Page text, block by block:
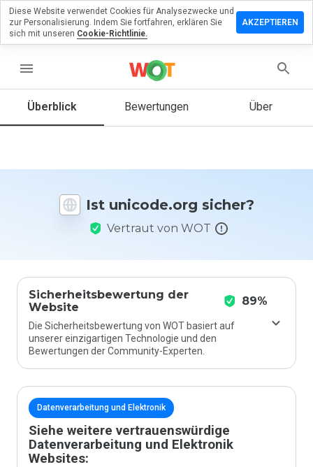
menu
Überblick Bewertungen Über
Ist unicode.org sicher?
Vertraut von WOT
Sicherheitsbewertung der
Website
89%
Die Sicherheitsbewertung von WOT basiert auf
unserer einzigartigen Technologie und den
Bewertungen der Community-Experten.
Datenverarbeitung und Elektronik
Siehe weitere vertrauenswürdige
Datenverarbeitung und Elektronik
Websites:
eine
würden
Skala von
Diese Website verwendet Cookies für Analysezwecke und
zur Personalisierung. Indem Sie fortfahren, erklären Sie
sich mit unseren Cookie-Richtlinie.
AKZEPTIEREN